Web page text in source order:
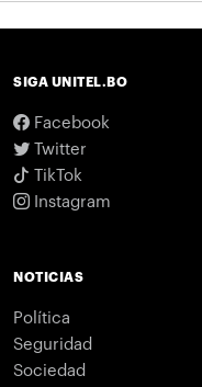
SIGA UNITEL.BO
Facebook
Twitter
TikTok
Instagram
NOTICIAS
Política
Seguridad
Sociedad